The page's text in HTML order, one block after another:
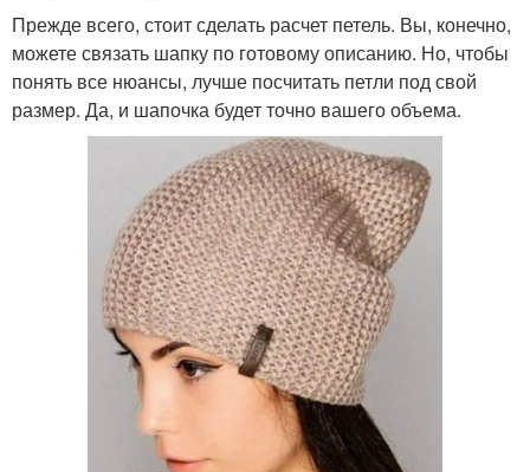
Прежде всего, стоит сделать расчет петель. Вы, конечно,
можете связать шапку по готовому описанию. Но, чтобы
понять все нюансы, лучше посчитать петли под свой
размер. Да, и шапочка будет точно вашего объема.